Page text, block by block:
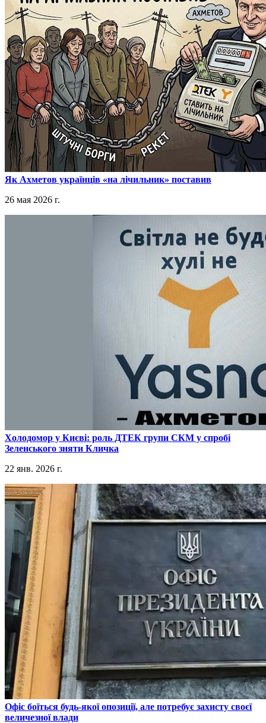
​Як Ахметов українців «на лічильник» поставив
26 мая 2026 г.
​Холодомор у Києві: роль ДТЕК групи СКМ у спробі
Зеленського зняти Кличка
22 янв. 2026 г.
​Офіс боїться будь-якої опозиції, але потребує захисту своєї
величезної влади